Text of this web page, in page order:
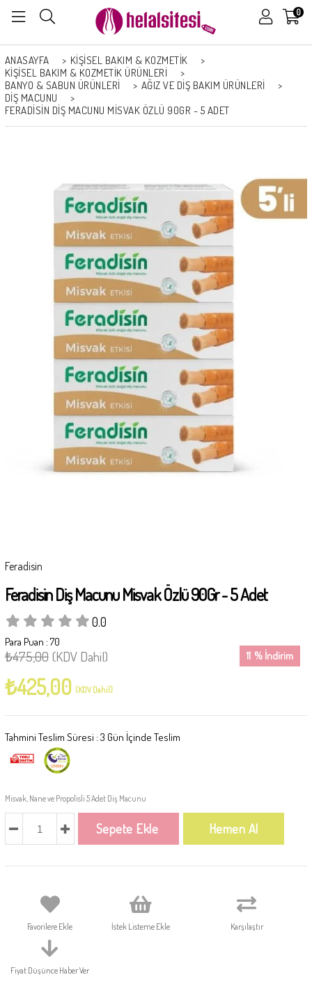
0
ANASAYFA > KİŞİSEL BAKIM & KOZMETİK
>
KİŞİSEL BAKIM & KOZMETİK ÜRÜNLERİ
>
BANYO & SABUN ÜRÜNLERI
> AĞIZ VE DIŞ BAKIM ÜRÜNLERI
>
DIŞ MACUNU
>
FERADISIN DIŞ MACUNU MISVAK ÖZLÜ 90GR - 5 ADET
Feradisin
Feradisin Diş Macunu Misvak Özlü 90Gr - 5 Adet
0.0
Para Puan : 70
%
11 İndirim
₺475,00 (KDV Dahil)
₺425,00 (KDV Dahil)
Tahmini Teslim Süresi : 3 Gün İçinde Teslim
Misvak, Nane ve Propolisli 5 Adet Diş Macunu
Favorilere Ekle İstek Listeme Ekle Karşılaştır
Fiyat Düşünce Haber Ver